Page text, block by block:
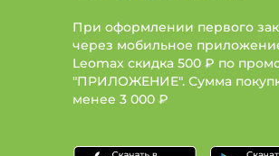
При оформлении первого
через мобильное
Leomax скидка 500 ₽ по
"ПРИЛОЖЕНИЕ". Сумма
менее 3 000 ₽